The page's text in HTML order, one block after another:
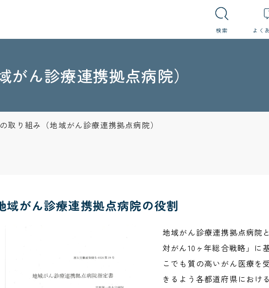
ん診療連携拠点病院）
取り組み（地域がん診療連携拠点病院）
域がん診療連携拠点病院の役割
地域がん診療連携拠点病院
対がん10ヶ年総合戦略」に
こでも質の高いがん医療を
きるよう各都道府県におけ